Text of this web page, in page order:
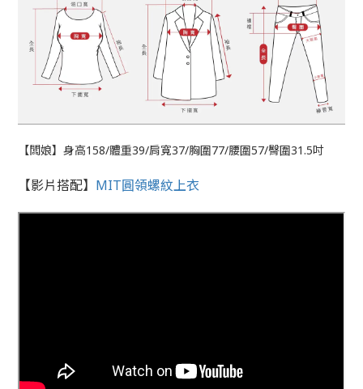
【闆娘】身高158/體重39/肩寬37/胸圍77/腰圍57/臀圍31.5吋
【影片搭配】 MIT圓領螺紋上衣